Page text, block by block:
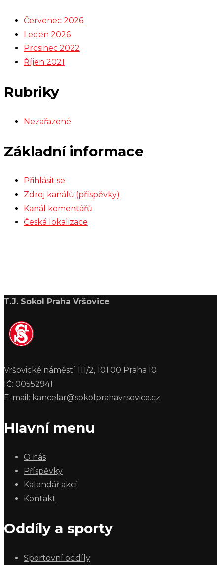
Červenec 2026
Leden 2026
Prosinec 2022
Říjen 2021
Rubriky
Nezařazené
Základní informace
Přihlásit se
Zdroj kanálů (příspěvky)
Kanál komentářů
Česká lokalizace
T.J. Sokol Praha Vršovice
Vršovické náměstí 111/2, 101 00 Praha 10
IČ: 00552941
E-mail: kancelar@sokolprahavrsovice.cz
Hlavní menu
O nás
Příspěvky
Kalendář akcí
Kontakt
Oddíly a sporty
Sportovní oddíly